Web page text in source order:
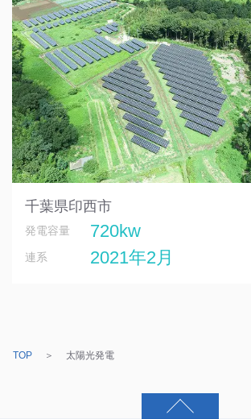
千葉県印西市
発電容量 720kw
連系 2021年2月
TOP 太陽光発電